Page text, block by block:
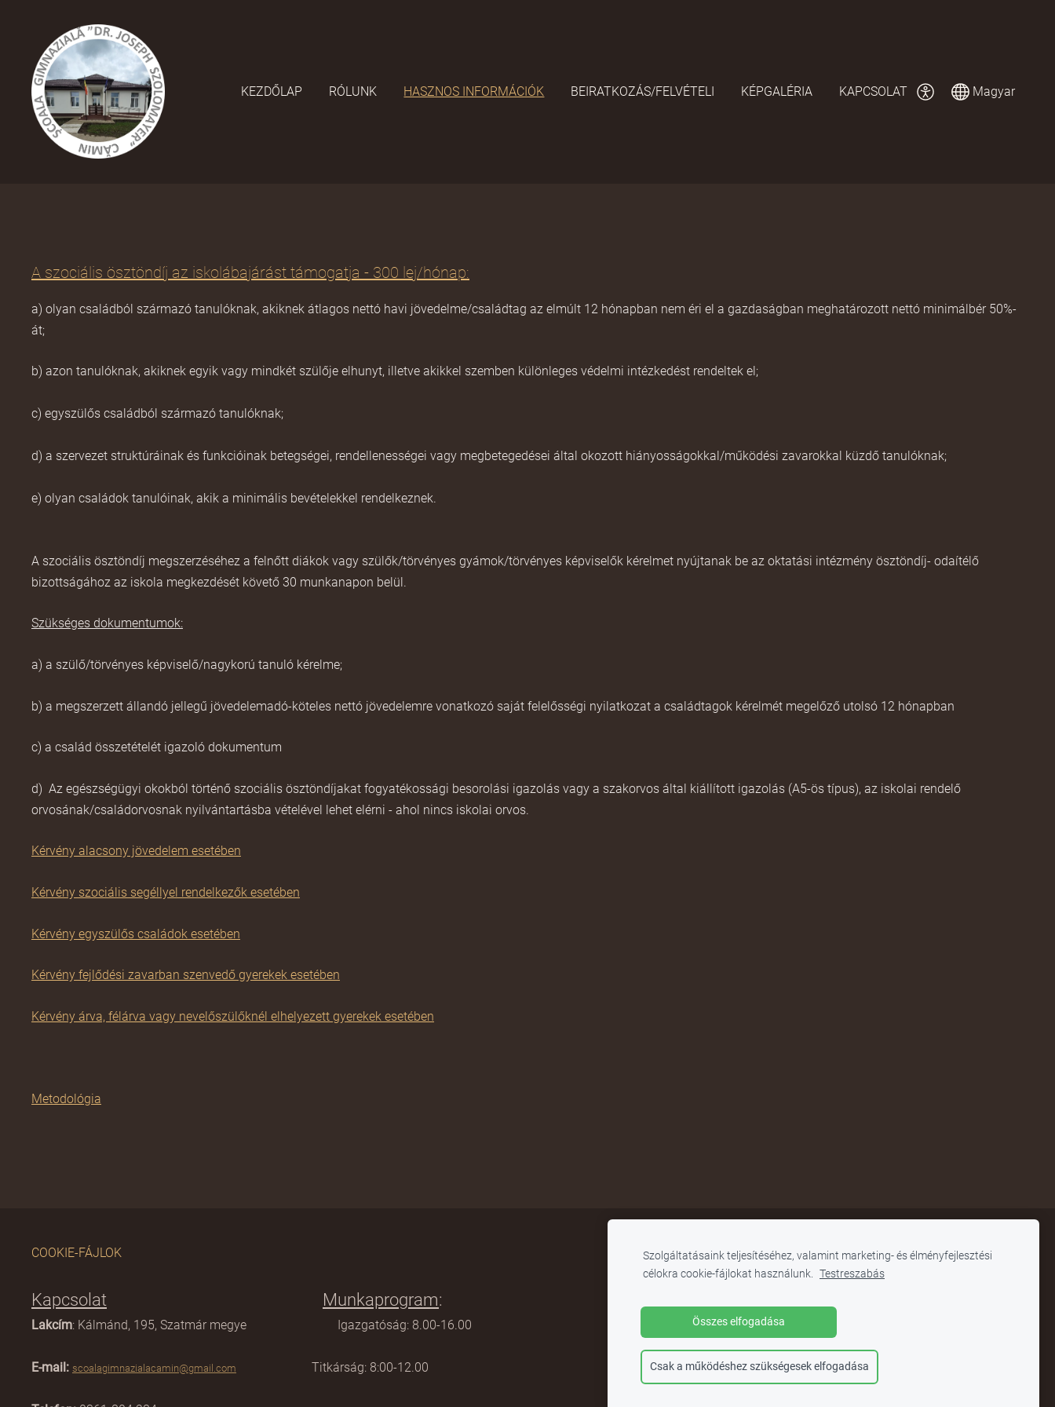
KEZDŐLAP RÓLUNK HASZNOS INFORMÁCIÓK BEIRATKOZÁS/FELVÉTELI KÉPGALÉRIA KAPCSOLAT Magyar
A szociális ösztöndíj az iskolábajárást támogatja - 300 lej/hónap:
a) olyan családból származó tanulóknak, akiknek átlagos nettó havi jövedelme/családtag az elmúlt 12 hónapban nem éri el a gazdaságban meghatározott nettó minimálbér 50%-
át;
b) azon tanulóknak, akiknek egyik vagy mindkét szülője elhunyt, illetve akikkel szemben különleges védelmi intézkedést rendeltek el;
c) egyszülős családból származó tanulóknak;
d) a szervezet struktúráinak és funkcióinak betegségei, rendellenességei vagy megbetegedései által okozott hiányosságokkal/működési zavarokkal küzdő tanulóknak;
e) olyan családok tanulóinak, akik a minimális bevételekkel rendelkeznek.
A szociális ösztöndíj megszerzéséhez a felnőtt diákok vagy szülők/törvényes gyámok/törvényes képviselők kérelmet nyújtanak be az oktatási intézmény ösztöndíj- odaítélő
bizottságához az iskola megkezdését követő 30 munkanapon belül.
Szükséges dokumentumok:
a) a szülő/törvényes képviselő/nagykorú tanuló kérelme;
b) a megszerzett állandó jellegű jövedelemadó-köteles nettó jövedelemre vonatkozó saját felelősségi nyilatkozat a családtagok kérelmét megelőző utolsó 12 hónapban
c) a család összetételét igazoló dokumentum
d) Az egészségügyi okokból történő szociális ösztöndíjakat fogyatékossági besorolási igazolás vagy a szakorvos által kiállított igazolás (A5-ös típus), az iskolai rendelő
orvosának/családorvosnak nyilvántartásba vételével lehet elérni - ahol nincs iskolai orvos.
Kérvény alacsony jövedelem esetében
Kérvény szociális segéllyel rendelkezők esetében
Kérvény egyszülős családok esetében
Kérvény fejlődési zavarban szenvedő gyerekek esetében
Kérvény árva, félárva vagy nevelőszülőknél elhelyezett gyerekek esetében
Metodológia
COOKIE-FÁJLOK
Kapcsolat Munkaprogram:
Lakcím: Kálmánd, 195, Szatmár megye Igazgatóság: 8.00-16.00 Szatmár megyei tanfelügyelőség
E-mail: scoalagimnazialacamin@gmail.com Titkárság: 8:00-12.00 Tanügyminisztérium
Szolgáltatásaink teljesítéséhez, valamint marketing- és élményfejlesztési
célokra cookie-fájlokat használunk. Testreszabás
Összes elfogadása
Csak a működéshez szükségesek elfogadása